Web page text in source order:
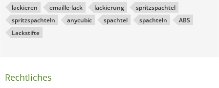
lackieren
emaille-lack lackierung
spritzspachtel
spritzspachteln
anycubic spachtel spachteln
ABS
Lackstifte
Rechtliches